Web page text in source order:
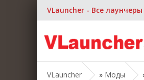
VLauncher - Все
VLauncher » Моды